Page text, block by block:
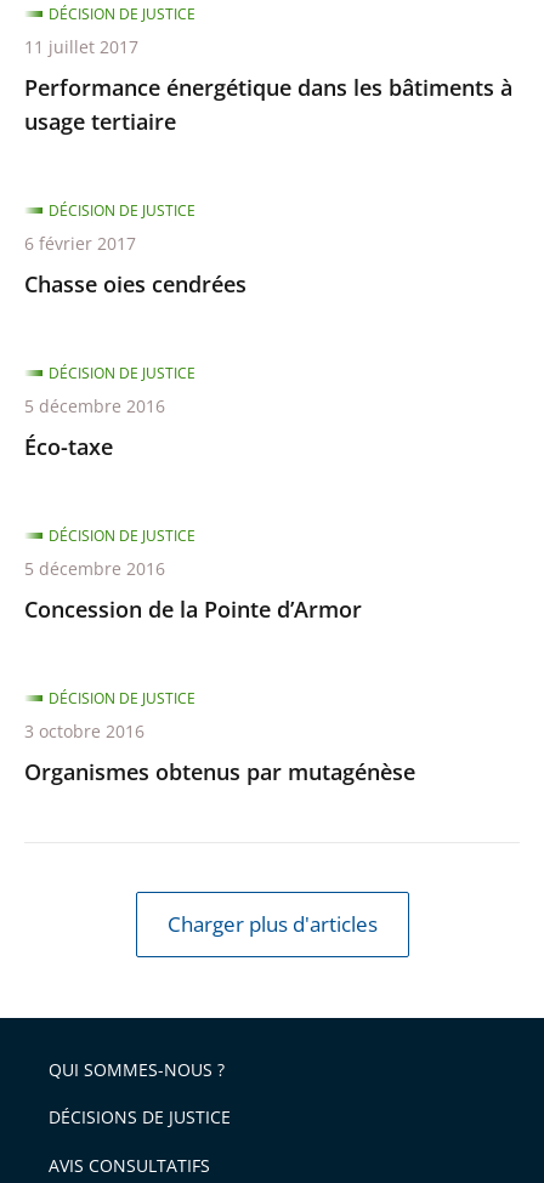
Performance énergétique dans les bâtiments à
usage tertiaire
DÉCISION DE JUSTICE
11 juillet 2017
Chasse oies cendrées
DÉCISION DE JUSTICE
6 février 2017
Éco-taxe
DÉCISION DE JUSTICE
5 décembre 2016
Concession de la Pointe d’Armor
DÉCISION DE JUSTICE
5 décembre 2016
Organismes obtenus par mutagénèse
DÉCISION DE JUSTICE
3 octobre 2016
Charger plus d'articles
QUI SOMMES-NOUS ?
DÉCISIONS DE JUSTICE
AVIS CONSULTATIFS